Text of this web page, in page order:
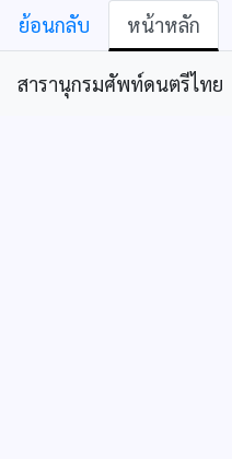
ย้อนกลับ หน้าหลัก
สารานุกรมศัพท์ดนตรีไทย